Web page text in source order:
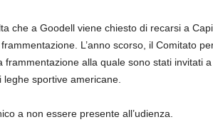
che a Goodell viene chiesto di recarsi a
L’anno scorso, il Comitato
frammentazione alla quale sono stati invitati
sportive americane.
a non essere presente all’udienza.